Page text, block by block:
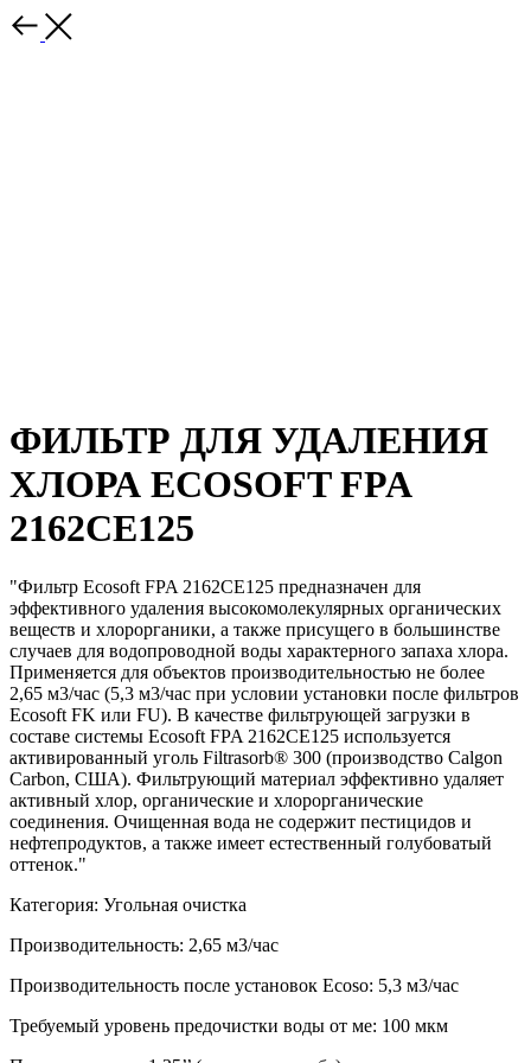
ФИЛЬТР ДЛЯ УДАЛЕНИЯ
ХЛОРА ECOSOFT FPA
2162CE125
"Фильтр Ecosoft FPA 2162CE125 предназначен для
эффективного удаления высокомолекулярных органических
веществ и хлорорганики, а также присущего в большинстве
случаев для водопроводной воды характерного запаха хлора.
Применяется для объектов производительностью не более
2,65 м3/час (5,3 м3/час при условии установки после фильтров
Ecosoft FK или FU). В качестве фильтрующей загрузки в
составе системы Ecosoft FPA 2162CE125 используется
активированный уголь Filtrasorb® 300 (производство Calgon
Carbon, США). Фильтрующий материал эффективно удаляет
активный хлор, органические и хлорорганические
соединения. Очищенная вода не содержит пестицидов и
нефтепродуктов, а также имеет естественный голубоватый
оттенок."
Категория: Угольная очистка
Производительность: 2,65 м3/час
Производительность после установок Ecoso: 5,3 м3/час
Требуемый уровень предочистки воды от ме: 100 мкм